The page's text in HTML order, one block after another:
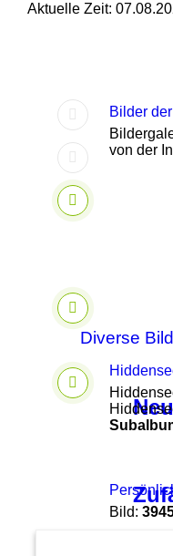
Aktuelle Zeit:
Bilder
von der
Diverse
Bild: